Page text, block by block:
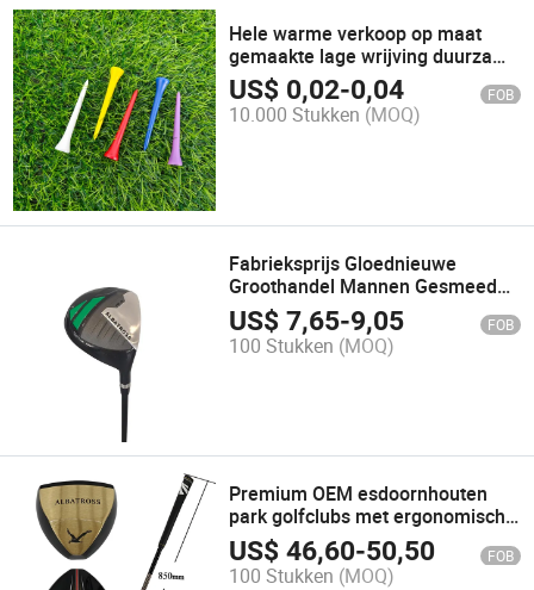
Hele warme verkoop op maat
gemaakte lage wrijving duurzame
plastic golfballen tees
US$ 0,02-0,04 FOB
10.000 Stukken (MOQ)
Fabrieksprijs Gloednieuwe
Groothandel Mannen Gesmeed
Aluminium Golf Fairway Hout met
Aangepaste Groothandel
US$7,65-9,05 FOB
100 Stukken (MOQ)
Premium OEM esdoornhouten
park golfclubs met ergonomisch
ontwerp
US$46,60-50,50 FOB
100 Stukken (MOQ)